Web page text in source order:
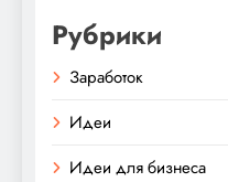
Рубрики
Заработок
Идеи
Идеи для бизнеса